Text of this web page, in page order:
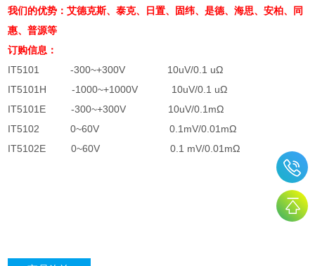
我们的优势：艾德克斯、泰克、日置、固纬、是德、海思、安柏、同
惠、普源等
订购信息：
IT5101
-300~+300V
10uV/0.1 uΩ
IT5101H
-1000~+1000V
10uV/0.1 uΩ
IT5101E
-300~+300V
10uV/0.1mΩ
IT5102
0~60V
0.1mV/0.01mΩ
IT5102E
0~60V 0.1 mV/0.01mΩ